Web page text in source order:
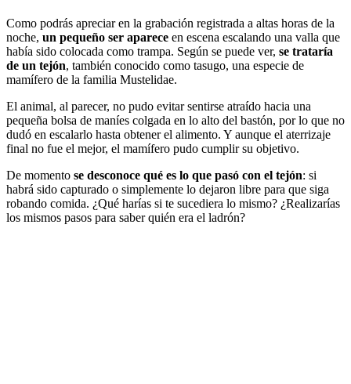
Como podrás apreciar en la grabación registrada a altas horas de la
noche, un pequeño ser aparece en escena escalando una valla que
había sido colocada como trampa. Según se puede ver, se trataría
de un tejón, también conocido como tasugo, una especie de
mamífero de la familia Mustelidae.
El animal, al parecer, no pudo evitar sentirse atraído hacia una
pequeña bolsa de maníes colgada en lo alto del bastón, por lo que no
dudó en escalarlo hasta obtener el alimento. Y aunque el aterrizaje
final no fue el mejor, el mamífero pudo cumplir su objetivo.
De momento se desconoce qué es lo que pasó con el tejón: si
habrá sido capturado o simplemente lo dejaron libre para que siga
robando comida. ¿Qué harías si te sucediera lo mismo? ¿Realizarías
los mismos pasos para saber quién era el ladrón?